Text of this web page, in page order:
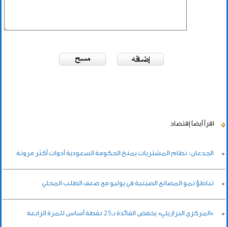
اقرأ أيضاً إقتصاد
الجدعان: نظام المشتريات يمنح الحكومة السعودية أدوات أكثر مرونة
تباطؤ نمو المصانع الصينية في يوليو مع ضعف الطلب المحلي
«المركزي البرازيلي» يخفض الفائدة بـ25 نقطة أساس للمرة الرابعة